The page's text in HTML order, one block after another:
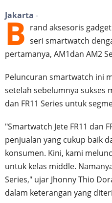
Jakarta -
B rand aksesoris
seri smartwatch
pertamanya, AM1dan AM2
Peluncuran smartwatch ini
setelah sebelumnya sukses
dan FR11 Series untuk
"Smartwatch Jete FR11 dan
penjualan yang cukup baik
konsumen. Kini, kami
untuk kelas middle.
Series," ujar Jhonny Thio
dalam keterangan yang